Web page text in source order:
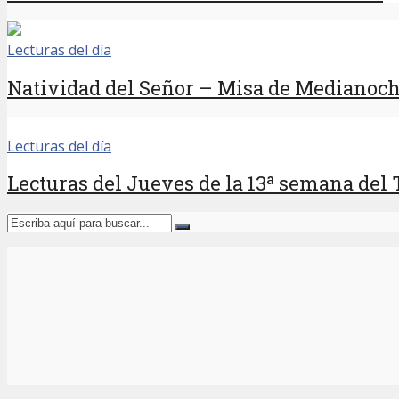
Lecturas del día
Natividad del Señor – Misa de
Lecturas del día
Lecturas del Jueves de la 13ª semana del